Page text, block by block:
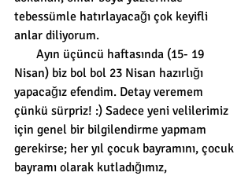
tebessümle hatırlayacağı çok keyifli
anlar diliyorum.
Ayın üçüncü haftasında (15- 19
Nisan) biz bol bol 23 Nisan hazırlığı
yapacağız efendim. Detay veremem
çünkü sürpriz! :) Sadece yeni velilerimiz
için genel bir bilgilendirme yapmam
gerekirse; her yıl çocuk bayramını, çocuk
bayramı olarak kutladığımız,